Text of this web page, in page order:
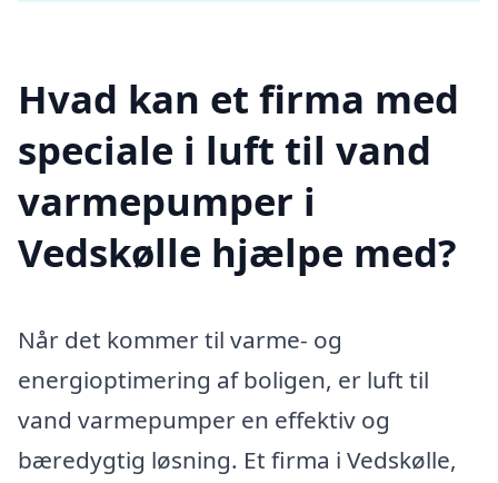
Hvad kan et firma med
speciale i luft til vand
varmepumper i
Vedskølle hjælpe med?
Når det kommer til varme- og
energioptimering af boligen, er luft til
vand varmepumper en effektiv og
bæredygtig løsning. Et firma i Vedskølle,